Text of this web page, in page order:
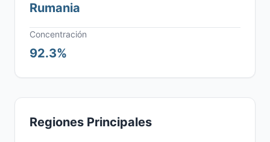
Rumania
Concentración
92.3%
Regiones Principales